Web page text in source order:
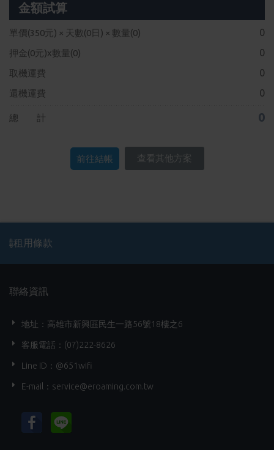
金額試算
單價(350元) × 天數(0 日) × 數量(0) 0
押金(0元)x數量(0) 0
取機運費 0
還機運費 0
總 計 0
查看其他方案
用條款
聯絡資訊
地址：高雄市新興區民生一路56號18樓之6
客服電話：(07)222-8626
Line ID：@651wifi
E-mail： service@eroaming.com.tw